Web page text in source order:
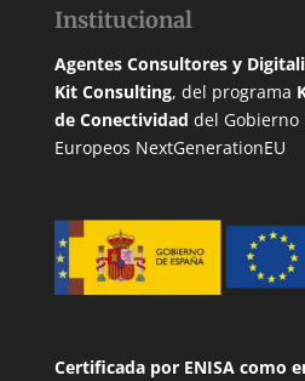
Institucional
Agentes Consultores y
Kit Consulting, del programa
de Conectividad del Gobierno
Europeos NextGenerationEU
Certificada por ENISAcomo